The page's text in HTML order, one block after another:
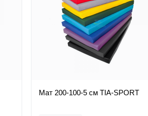
Мат 200-100-5 см TIA-SPORT